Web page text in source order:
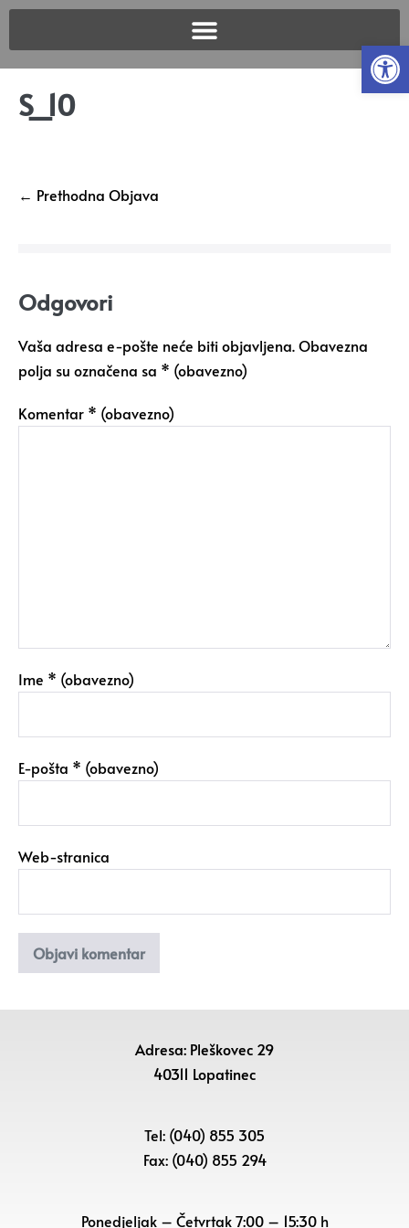
S_10
← Prethodna Objava
Odgovori
Vaša adresa e-pošte neće biti objavljena.Obavezna
polja su označena sa * (obavezno)
Komentar * (obavezno)
Ime * (obavezno)
E-pošta * (obavezno)
Web-stranica
Adresa: Pleškovec 29
40311 Lopatinec
Tel: (040) 855 305
Fax: (040) 855 294
Ponedjeljak – Četvrtak 7:00 – 15:30 h